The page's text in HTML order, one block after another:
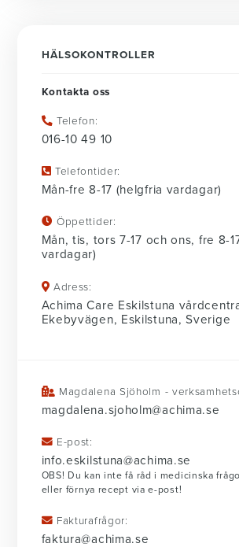
HÄLSOKONTROLLER
Kontakta oss
Telefon:
016-10 49 10
Telefontider:
Mån-fre 8-17 (helgfria vardagar)
Öppettider:
Mån, tis, tors 7-17 och ons, fre 8-
vardagar)
Adress:
Achima Care Eskilstuna
Ekebyvägen, Eskilstuna, Sverige
Magdalena Sjöholm -
magdalena.sjoholm@achima.se
E-post:
info.eskilstuna@achima.se
OBS! Du kan inte få råd i medicinska
eller förnya recept via e-post!
Fakturafrågor:
faktura@achima.se